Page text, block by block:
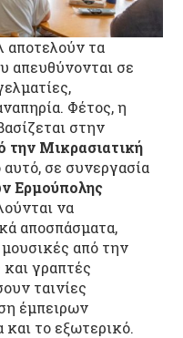
αποτελούν τα
απευθύνονται σε
Φέτος, η
στην
την Μικρασιατική
αυτό, σε συνεργασία
Ερμούπολης
να
αποσπάσματα,
από την
γραπτές
ταινίες
έμπειρων
το εξωτερικό.